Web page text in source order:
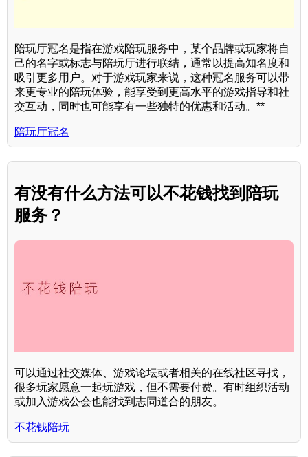
陪玩厅冠名是指在游戏陪玩服务中，某个品牌或玩家将自
己的名字或标志与陪玩厅进行联结，通常以提高知名度和
吸引更多用户。对于游戏玩家来说，这种冠名服务可以带
来更专业的陪玩体验，能享受到更高水平的游戏指导和社
交互动，同时也可能享有一些独特的优惠和活动。**
陪玩厅冠名
有没有什么方法可以不花钱找到陪玩
服务？
可以通过社交媒体、游戏论坛或者相关的在线社区寻找，
很多玩家愿意一起玩游戏，但不需要付费。有时组织活动
或加入游戏公会也能找到志同道合的朋友。
不花钱陪玩